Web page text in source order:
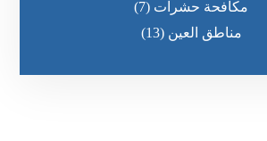
مكافحة حشرات (7)
مناطق العين (13)